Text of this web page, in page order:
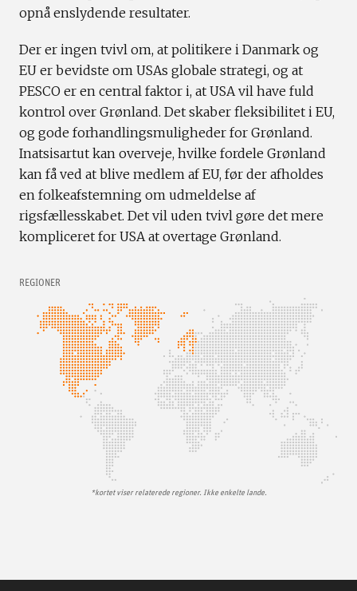
opnå enslydende resultater.
Der er ingen tvivl om, at politikere i Danmark og
EU er bevidste om USAs globale strategi, og at
PESCO er en central faktor i, at USA vil have fuld
kontrol over Grønland. Det skaber fleksibilitet i EU,
og gode forhandlingsmuligheder for Grønland.
Inatsisartut kan overveje, hvilke fordele Grønland
kan få ved at blive medlem af EU, før der afholdes
en folkeafstemning om udmeldelse af
rigsfællesskabet. Det vil uden tvivl gøre det mere
kompliceret for USA at overtage Grønland.
REGIONER
*kortet viser relaterede regioner. Ikke enkelte lande.